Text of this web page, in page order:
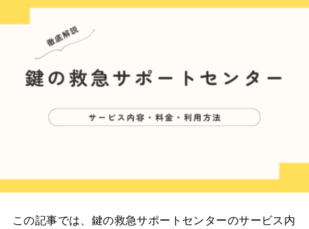
この記事では、鍵の救急サポートセンターのサービス内